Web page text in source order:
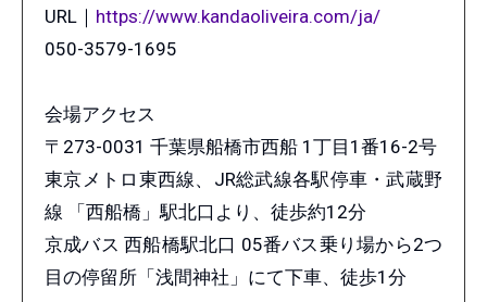
URL｜ https://www.kandaoliveira.com/ja/
050-3579-1695
会場アクセス
〒273-0031 千葉県船橋市西船 1丁目1番16-2号
東京メトロ東西線、JR総武線各駅停車・武蔵野
線 「西船橋」駅北口より、徒歩約12分
京成バス 西船橋駅北口 05番バス乗り場から2つ
目の停留所「浅間神社」にて下車、徒歩1分